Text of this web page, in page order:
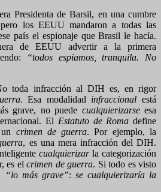
Presidenta de Barsil, en una cumbre
los EEUU mandaron a todas las
país el espionaje que Brasil le hacía.
de EEUU advertir a la primera
“todos espiamos, tranquila. No
toda infracción al DIH es, en rigor
. Esa modalidad infraccional está
grave, no puede cualquierizarseesa
El Estatuto de Roma define
crimen de guerra. Por ejemplo, la
, es una mera infracción del DIH.
cualquierizarla categorización
es elcrimen de guerra. Si todo es visto
“lo más grave”: se cualquierizaría la